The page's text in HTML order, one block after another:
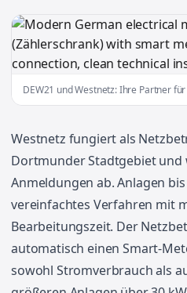
DEW21 und Westnetz: Ihre Partner
Westnetz fungiert als
Dortmunder Stadtgebiet und
Anmeldungen ab. Anlagen bis
vereinfachtes Verfahren mit
Bearbeitungszeit. Der
automatisch einen Smart-
sowohl Stromverbrauch als